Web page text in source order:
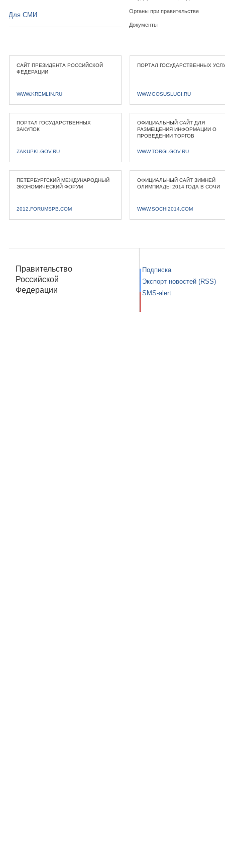
Органы при правительстве
Документы
Для СМИ
САЙТ ПРЕЗИДЕНТА РОССИЙСКОЙ
ФЕДЕРАЦИИ
WWW.KREMLIN.RU
ПОРТАЛ ГОСУДАРСТВЕННЫХ
WWW.GOSUSLUGI.RU
ПОРТАЛ ГОСУДАРСТВЕННЫХ
ЗАКУПОК
ZAKUPKI.GOV.RU
ОФИЦИАЛЬНЫЙ САЙТ ДЛЯ
РАЗМЕЩЕНИЯ ИНФОРМАЦИИ О
ПРОВЕДЕНИИ ТОРГОВ
WWW.TORGI.GOV.RU
ПЕТЕРБУРГСКИЙ МЕЖДУНАРОДНЫЙ
ЭКОНОМИЧЕСКИЙ ФОРУМ
2012.FORUMSPB.COM
ОФИЦИАЛЬНЫЙ САЙТ ЗИМНЕЙ
ОЛИМПИАДЫ 2014 ГОДА В СОЧИ
WWW.SOCHI2014.COM
Правительство
Российской
Федерации
Подписка
Экспорт новостей (RSS)
SMS-alert